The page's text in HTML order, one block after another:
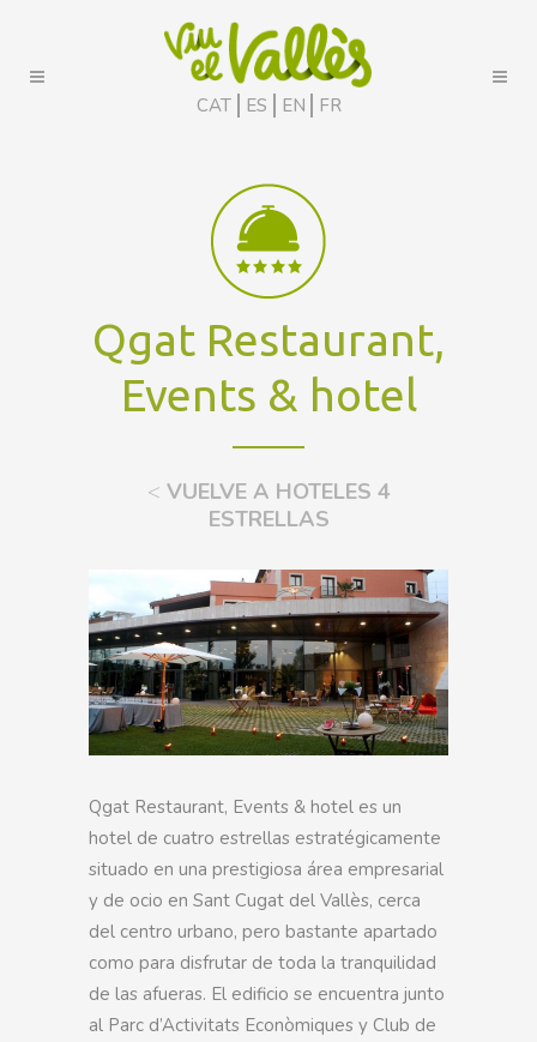
CAT ES EN FR
Qgat Restaurant,
Events & hotel
< VUELVE A HOTELES 4
ESTRELLAS
Qgat Restaurant, Events & hotel es un
hotel de cuatro estrellas estratégicamente
situado en una prestigiosa área empresarial
y de ocio en Sant Cugat del Vallès, cerca
del centro urbano, pero bastante apartado
como para disfrutar de toda la tranquilidad
de las afueras. El edificio se encuentra junto
al Parc d’Activitats Econòmiques y Club de